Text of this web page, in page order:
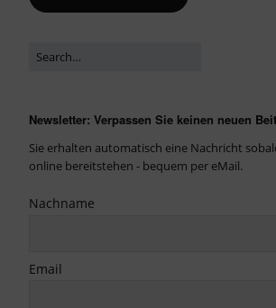
Newsletter: Verpassen Sie keinen neuen
Sie erhalten automatisch eine Nachricht
online bereitstehen - bequem per eMail.
Nachname
Email